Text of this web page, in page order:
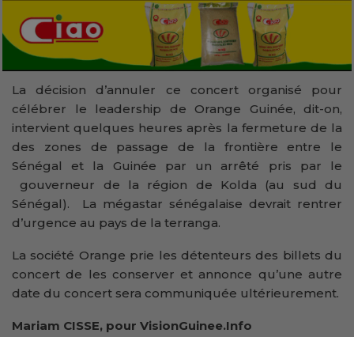
La décision d’annuler ce concert organisé pour
célébrer le leadership de Orange Guinée, dit-on,
intervient quelques heures après la fermeture de la
des zones de passage de la frontière entre le
Sénégal et la Guinée par un arrêté pris par le
gouverneur de la région de Kolda (au sud du
Sénégal). La mégastar sénégalaise devrait rentrer
d’urgence au pays de la terranga.
La société Orange prie les détenteurs des billets du
concert de les conserver et annonce qu’une autre
date du concert sera communiquée ultérieurement.
Mariam CISSE, pour VisionGuinee.Info